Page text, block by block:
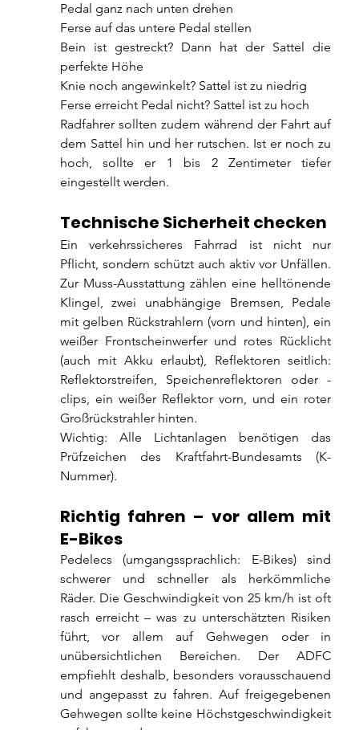
Pedal ganz nach unten drehen
Ferse auf das untere Pedal stellen
Bein ist gestreckt? Dann hat der Sattel die
perfekte Höhe
Knie noch angewinkelt? Sattel ist zu niedrig
Ferse erreicht Pedal nicht? Sattel ist zu hoch
Radfahrer sollten zudem während der Fahrt auf
dem Sattel hin und her rutschen. Ist er noch zu
hoch, sollte er 1 bis 2 Zentimeter tiefer
eingestellt werden.
Technische Sicherheit checken
Ein verkehrssicheres Fahrrad ist nicht nur
Pflicht, sondern schützt auch aktiv vor Unfällen.
Zur Muss-Ausstattung zählen eine helltönende
Klingel, zwei unabhängige Bremsen, Pedale
mit gelben Rückstrahlern (vorn und hinten), ein
weißer Frontscheinwerfer und rotes Rücklicht
(auch mit Akku erlaubt), Reflektoren seitlich:
Reflektorstreifen, Speichenreflektoren oder -
clips, ein weißer Reflektor vorn, und ein roter
Großrückstrahler hinten.
Wichtig: Alle Lichtanlagen benötigen das
Prüfzeichen des Kraftfahrt-Bundesamts (K-
Nummer).
Richtig fahren – vor allem mit
E-Bikes
Pedelecs (umgangssprachlich: E-Bikes) sind
schwerer und schneller als herkömmliche
Räder. Die Geschwindigkeit von 25 km/h ist oft
rasch erreicht – was zu unterschätzten Risiken
führt, vor allem auf Gehwegen oder in
unübersichtlichen Bereichen. Der ADFC
empfiehlt deshalb, besonders vorausschauend
und angepasst zu fahren. Auf freigegebenen
Gehwegen sollte keine Höchstgeschwindigkeit